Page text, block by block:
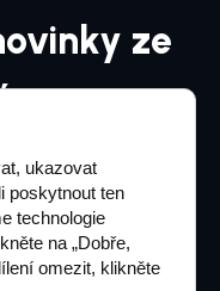
ze
a akčních
ukazovat
poskytnout ten
technologie
na „Dobře,
omezit, klikněte